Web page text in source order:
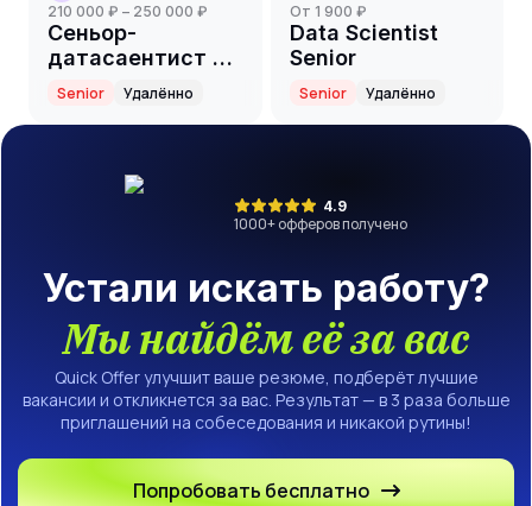
210 000 ₽ – 250 000 ₽
Сеньор-
датасаентист в
команду ML-
разработки
Senior Удалённо
от 1 900 ₽
Data Scientist
Senior
Senior Удалённо
4.9
1000+ офферов получено
Устали искать работу?
Мы найдём её за вас
Quick Offer улучшит ваше резюме, подберёт лучшие
вакансии и откликнется за вас. Результат — в 3 раза больше
приглашений на собеседования и никакой рутины!
Попробовать бесплатно